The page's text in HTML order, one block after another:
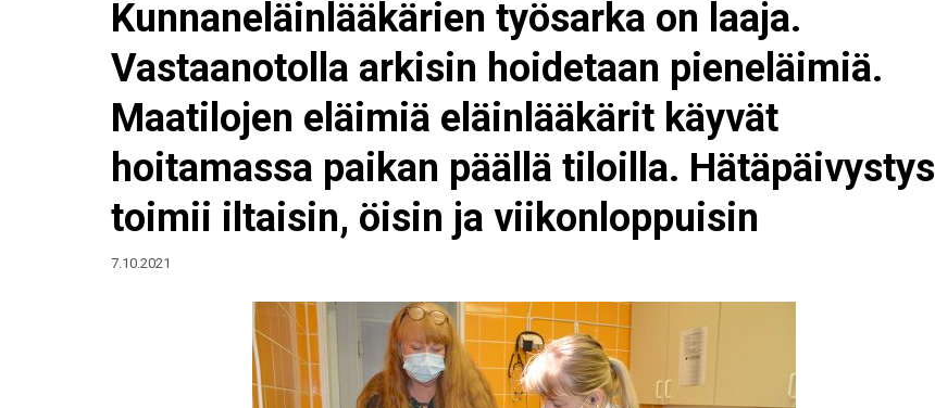
Kunnaneläinlääkärien työsarka on laaja.
Vastaanotolla arkisin hoidetaan pieneläimiä.
Maatilojen eläimiä eläinlääkärit käyvät
hoitamassa paikan päällä tiloilla. Hätäpäivystys
toimii iltaisin, öisin ja viikonloppuisin
7.10.2021